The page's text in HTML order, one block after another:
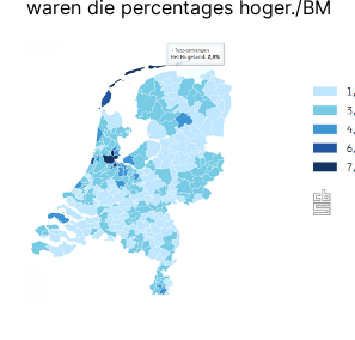
waren die percentages hoger./BM